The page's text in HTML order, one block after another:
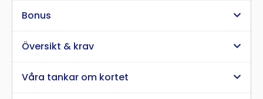
Bonus
Översikt & krav
Våra tankar om kortet